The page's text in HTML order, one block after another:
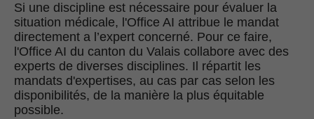
Si une discipline est nécessaire pour évaluer la
situation médicale, l'Office AI attribue le mandat
directement a l’expert concerné. Pour ce faire,
l'Office AI du canton du Valais collabore avec des
experts de diverses disciplines. Il répartit les
mandats d'expertises, au cas par cas selon les
disponibilités, de la manière la plus équitable
possible.